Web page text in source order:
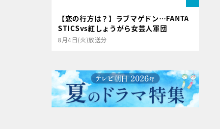
【恋の行方は？】ラブマゲドン…FANTA
STICSvs紅しょうがら女芸人軍団
8月4日(火)放送分